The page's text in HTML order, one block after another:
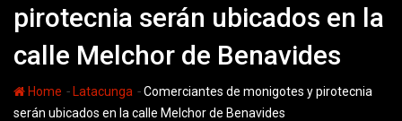
pirotecnia serán ubicados en la
calle Melchor de Benavides
Home - Latacunga -Comerciantes de monigotes y pirotecnia
serán ubicados en la calle Melchor de Benavides